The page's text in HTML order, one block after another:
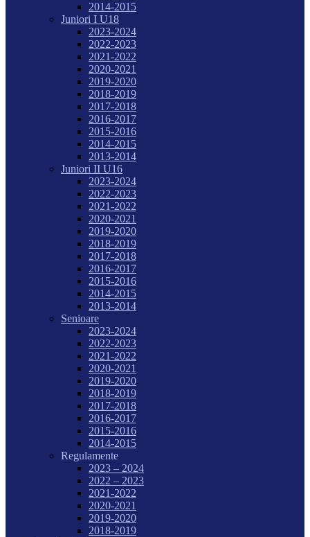
2014-2015
Juniori I U18
2023-2024
2022-2023
2021-2022
2020-2021
2019-2020
2018-2019
2017-2018
2016-2017
2015-2016
2014-2015
2013-2014
Juniori II U16
2023-2024
2022-2023
2021-2022
2020-2021
2019-2020
2018-2019
2017-2018
2016-2017
2015-2016
2014-2015
2013-2014
Senioare
2023-2024
2022-2023
2021-2022
2020-2021
2019-2020
2018-2019
2017-2018
2016-2017
2015-2016
2014-2015
Regulamente
2023 – 2024
2022 – 2023
2021-2022
2020-2021
2019-2020
2018-2019